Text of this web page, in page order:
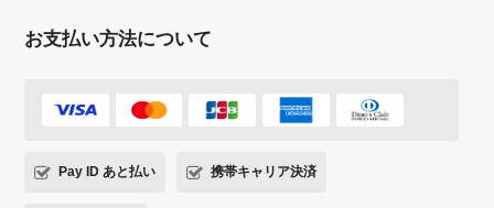
お支払い方法について
Pay ID あと払い 携帯キャリア決済